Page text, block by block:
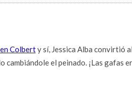
Colberty sí, Jessica Alba convirtió
cambiándole el peinado. ¡Las gafas